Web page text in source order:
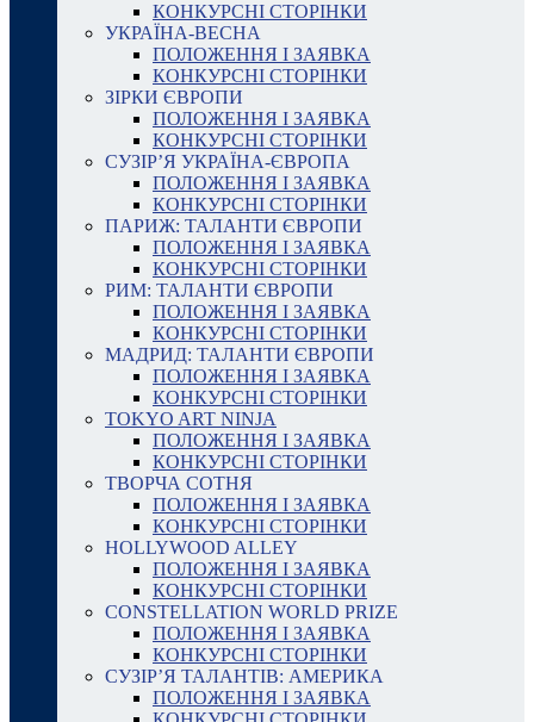
КОНКУРСНІ СТОРІНКИ
УКРАЇНА-ВЕСНА
ПОЛОЖЕННЯ І ЗАЯВКА
КОНКУРСНІ СТОРІНКИ
ЗІРКИ ЄВРОПИ
ПОЛОЖЕННЯ І ЗАЯВКА
КОНКУРСНІ СТОРІНКИ
СУЗІР’Я УКРАЇНА-ЄВРОПА
ПОЛОЖЕННЯ І ЗАЯВКА
КОНКУРСНІ СТОРІНКИ
ПАРИЖ: ТАЛАНТИ ЄВРОПИ
ПОЛОЖЕННЯ І ЗАЯВКА
КОНКУРСНІ СТОРІНКИ
РИМ: ТАЛАНТИ ЄВРОПИ
ПОЛОЖЕННЯ І ЗАЯВКА
КОНКУРСНІ СТОРІНКИ
МАДРИД: ТАЛАНТИ ЄВРОПИ
ПОЛОЖЕННЯ І ЗАЯВКА
КОНКУРСНІ СТОРІНКИ
TOKYO ART NINJA
ПОЛОЖЕННЯ І ЗАЯВКА
КОНКУРСНІ СТОРІНКИ
ТВОРЧА СОТНЯ
ПОЛОЖЕННЯ І ЗАЯВКА
КОНКУРСНІ СТОРІНКИ
HOLLYWOOD ALLEY
ПОЛОЖЕННЯ І ЗАЯВКА
КОНКУРСНІ СТОРІНКИ
CONSTELLATION WORLD PRIZE
ПОЛОЖЕННЯ І ЗАЯВКА
КОНКУРСНІ СТОРІНКИ
СУЗІР’Я ТАЛАНТІВ: АМЕРИКА
ПОЛОЖЕННЯ І ЗАЯВКА